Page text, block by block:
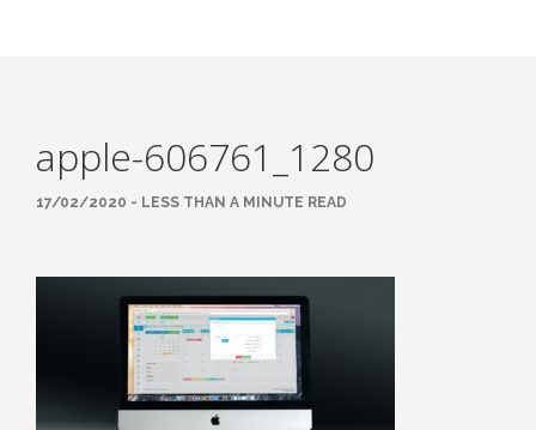
ACCESO A PLATAFORMAS
apple-606761_1280
17/02/2020 - LESS THAN A MINUTE READ